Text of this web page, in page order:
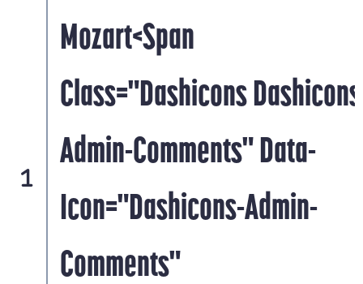
1
Mozart<span
Class="dashicons
Admin-Comments" Data-
Icon="dashicons-Admin-
Comments"